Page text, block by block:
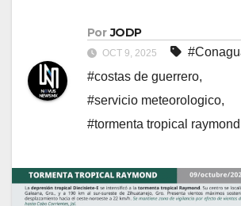
Por JODP
OCT 9, 2025
#costas de guerrero,
#servicio meteorologico,
#tormenta tropical raymond